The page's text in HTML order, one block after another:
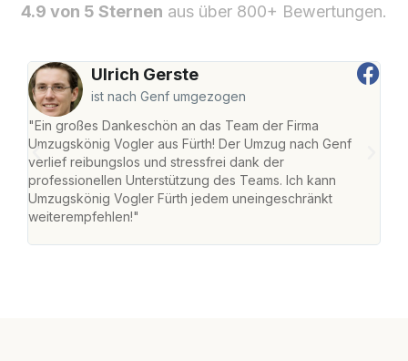
4.9 von 5 Sternen aus über 800+ Bewertungen.
Ulrich Gerste
ist nach Genf umgezogen
"Ein großes Dankeschön an das Team der Firma
Umzugskönig Vogler aus Fürth! Der Umzug nach Genf
verlief reibungslos und stressfrei dank der
professionellen Unterstützung des Teams. Ich kann
Umzugskönig Vogler Fürth jedem uneingeschränkt
weiterempfehlen!"